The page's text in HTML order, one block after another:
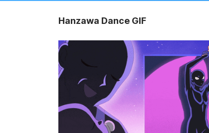
Hanzawa Dance GIF